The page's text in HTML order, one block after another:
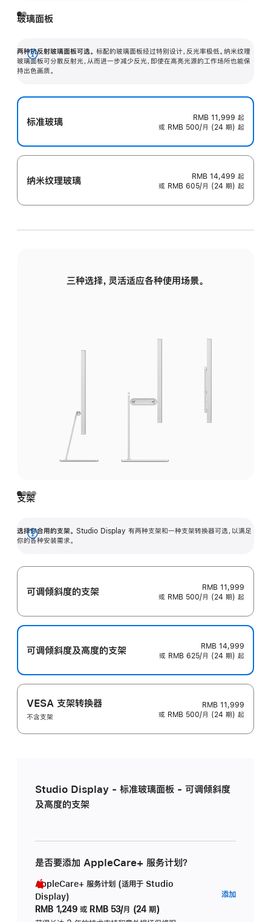
玻璃面板
两种抗反射玻璃面板可选。 标配的玻璃面板经过特别设计，反光率极低。纳米纹理
玻璃面板可分散反射光，从而进一步减少反光，即使在高亮光源的工作场所也能保
持出色画质。
展
开
标准玻璃 RMB 11,999 起
或 RMB 500/月 (24 期) 起
纳米纹理玻璃 RMB 14,499 起
或 RMB 605/月 (24 期) 起
三种选择，灵活适应各种使用场景。
支架
选择你合用的支架。 Studio Display 有两种支架和一种支架转换器可选，以满足
你的各种安装需求。
展
可调倾斜度的支架
RMB 11,999
或 RMB 500/月 (24 期) 起
可调倾斜度及高‍度的支‍架
RMB 14,999
或 RMB 625/月 (24 期) 起
VESA 支架转换器
不含支架
RMB 11,999
或 RMB 500/月 (24 期) 起
Studio Display - 标准玻璃面板 - 可调倾斜度
及高度的支架
是否要添加 AppleCare+ 服务计划？
AppleCare+ 服务计划 (适用于 Studio
Display)
RMB 1,249 或 RMB 53/月 (24 期)
添加